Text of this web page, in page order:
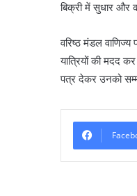
बिक्री में सुधार और
वरिष्ठ मंडल
यात्रियों की मदद
पत्र देकर उनको